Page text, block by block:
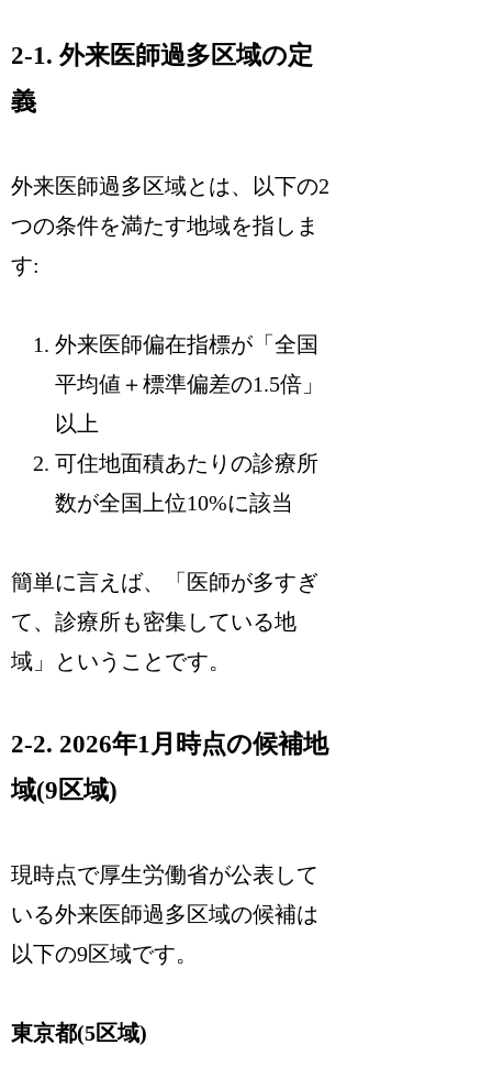
2-1. 外来医師過多区域の定
義
外来医師過多区域とは、以下の2
つの条件を満たす地域を指しま
す:
外来医師偏在指標が「全国
平均値＋標準偏差の1.5倍」
以上
可住地面積あたりの診療所
数が全国上位10%に該当
簡単に言えば、「医師が多すぎ
て、診療所も密集している地
域」ということです。
2-2. 2026年1月時点の候補地
域(9区域)
現時点で厚生労働省が公表して
いる外来医師過多区域の候補は
以下の9区域です。
東京都(5区域)